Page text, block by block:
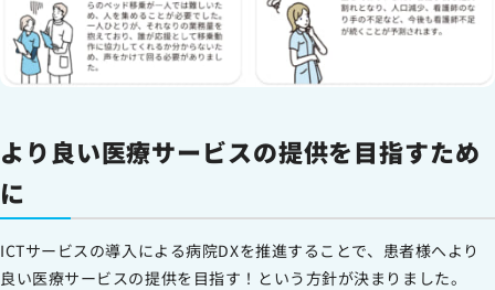
より良い医療サービスの提供を目指すため
に
ICTサービスの導入による病院DXを推進することで、患者様へより
良い医療サービスの提供を目指す！という方針が決まりました。